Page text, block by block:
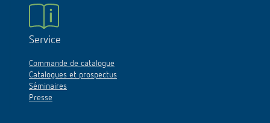
Service
Commande de catalogue
Catalogues et prospectus
Séminaires
Presse